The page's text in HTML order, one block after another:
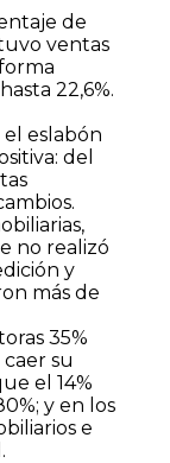
de
ventas
22,6%.
eslabón
del
no realizó
y
más de
35%
su
el 14%
y en los
e